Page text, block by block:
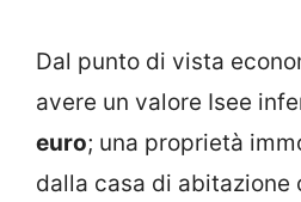
Dal punto di vista
avere un valore Isee
euro; una proprietà
dalla casa di abitazione